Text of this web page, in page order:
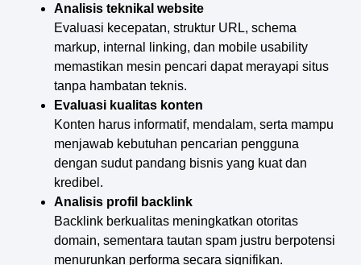
Analisis teknikal website
Evaluasi kecepatan, struktur URL, schema
markup, internal linking, dan mobile usability
memastikan mesin pencari dapat merayapi situs
tanpa hambatan teknis.
Evaluasi kualitas konten
Konten harus informatif, mendalam, serta mampu
menjawab kebutuhan pencarian pengguna
dengan sudut pandang bisnis yang kuat dan
kredibel.
Analisis profil backlink
Backlink berkualitas meningkatkan otoritas
domain, sementara tautan spam justru berpotensi
menurunkan performa secara signifikan.